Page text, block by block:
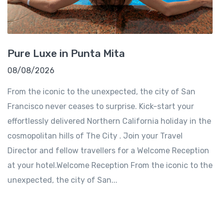
Pure Luxe in Punta Mita
08/08/2026
From the iconic to the unexpected, the city of San
Francisco never ceases to surprise. Kick-start your
effortlessly delivered Northern California holiday in the
cosmopolitan hills of The City . Join your Travel
Director and fellow travellers for a Welcome Reception
at your hotel.Welcome Reception From the iconic to the
unexpected, the city of San...